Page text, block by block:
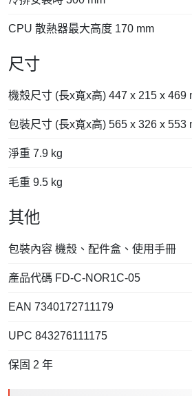
CPU 散熱器最大高度 170 mm
尺寸
機殼尺寸 (長x寬x高) 447 x 215 x 469
包裝尺寸 (長x寬x高) 565 x 326 x 553
淨重 7.9 kg
毛重 9.5 kg
其他
包裝內容 機殼、配件盒、使用手冊
產品代碼 FD-C-NOR1C-05
EAN 7340172711179
UPC 843276111175
保固 2 年